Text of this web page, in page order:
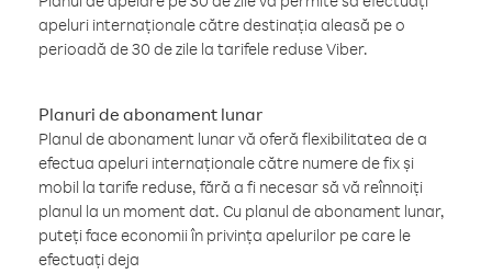
apeluri internaționale către destinația aleasă pe o
perioadă de 30 de zile la tarifele reduse Viber.
Planuri de abonament lunar
Planul de abonament lunar vă oferă flexibilitatea de a
efectua apeluri internaționale către numere de fix și
mobil la tarife reduse, fără a fi necesar să vă reînnoiți
planul la un moment dat. Cu planul de abonament lunar,
puteți face economii în privința apelurilor pe care le
efectuați deja